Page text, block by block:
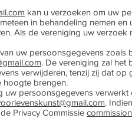
kan u verzoeken om uw
in behandeling nemen
Als de vereniging uw
uw persoonsgegevens zoals
. De vereniging zal het
verwijderen, tenzij zij dat op
hoogte brengen.
persoonsgegevens verwerkt
.
Privacy Commissie